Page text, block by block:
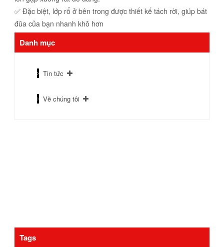
✅ Đặc biệt, lớp rổ ở bên trong được thiết kế tách rời, giúp bát
đũa của bạn nhanh khô hơn
Danh mục
Tin tức
Về chúng tôi
Tags